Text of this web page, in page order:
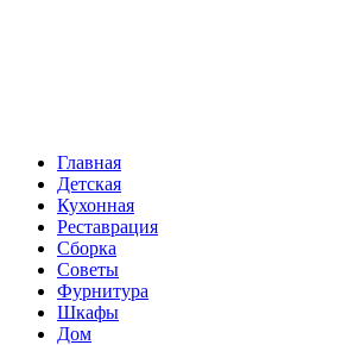
Главная
Детская
Кухонная
Реставрация
Сборка
Советы
Фурнитура
Шкафы
Дом